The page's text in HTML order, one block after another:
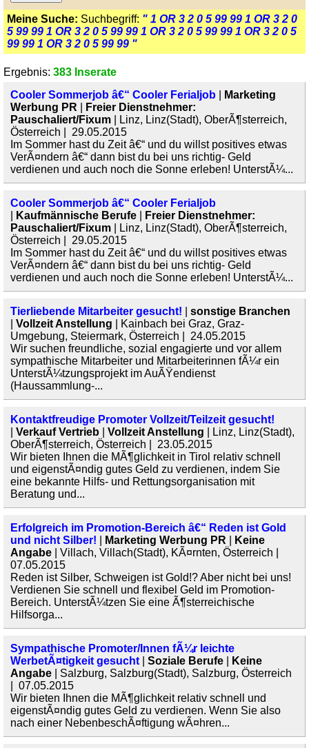
Meine Suche: Suchbegriff: " 1 OR 3 2 0 5 99 99 1 OR 3 2 0
5 99 99 1 OR 3 2 0 5 99 99 1 OR 3 2 0 5 99 99 1 OR 3 2 0 5
99 99 1 OR 3 2 0 5 99 99 "
Ergebnis: 383 Inserate
Cooler Sommerjob â€“ Cooler Ferialjob
Marketing
Werbung PR
Freier Dienstnehmer:
Pauschaliert/Fixum | Linz, Linz(Stadt), OberÃ¶sterreich,
Österreich | 29.05.2015
Im Sommer hast du Zeit â€“ und du willst positives etwas
VerÃ¤ndern â€“ dann bist du bei uns richtig- Geld
verdienen und auch noch die Sonne erleben! UnterstÃ¼...
Cooler Sommerjob â€“ Cooler Ferialjob
Kaufmännische Berufe
Freier Dienstnehmer:
Pauschaliert/Fixum | Linz, Linz(Stadt), OberÃ¶sterreich,
Österreich | 29.05.2015
Im Sommer hast du Zeit â€“ und du willst positives etwas
VerÃ¤ndern â€“ dann bist du bei uns richtig- Geld
verdienen und auch noch die Sonne erleben! UnterstÃ¼...
Tierliebende Mitarbeiter gesucht!
sonstige Branchen
Vollzeit Anstellung | Kainbach bei Graz, Graz-
Umgebung, Steiermark, Österreich | 24.05.2015
Wir suchen freundliche, sozial engagierte und vor allem
sympathische Mitarbeiter und Mitarbeiterinnen fÃ¼r ein
UnterstÃ¼tzungsprojekt im AuÃŸendienst
(Haussammlung-...
Kontaktfreudige Promoter Vollzeit/Teilzeit gesucht!
Verkauf Vertrieb Vollzeit Anstellung | Linz, Linz(Stadt),
OberÃ¶sterreich, Österreich | 23.05.2015
Wir bieten Ihnen die MÃ¶glichkeit in Tirol relativ schnell
und eigenstÃ¤ndig gutes Geld zu verdienen, indem Sie
eine bekannte Hilfs- und Rettungsorganisation mit
Beratung und...
Erfolgreich im Promotion-Bereich â€“ Reden ist Gold
und nicht Silber!
Marketing Werbung PR
Keine
Angabe | Villach, Villach(Stadt), KÃ¤rnten, Österreich |
07.05.2015
Reden ist Silber, Schweigen ist Gold!? Aber nicht bei uns!
Verdienen Sie schnell und flexibel Geld im Promotion-
Bereich. UnterstÃ¼tzen Sie eine Ã¶sterreichische
Hilfsorga...
Sympathische Promoter/Innen fÃ¼r leichte
WerbetÃ¤tigkeit gesucht
Soziale Berufe
Keine
Angabe | Salzburg, Salzburg(Stadt), Salzburg, Österreich
| 07.05.2015
Wir bieten Ihnen die MÃ¶glichkeit relativ schnell und
eigenstÃ¤ndig gutes Geld zu verdienen. Wenn Sie also
nach einer NebenbeschÃ¤ftigung wÃ¤hren...